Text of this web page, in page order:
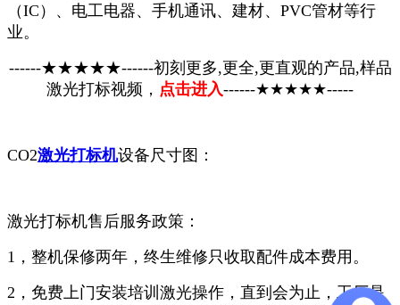
（IC）、电工电器、手机通讯、建材、PVC管材等行
业。
------★★★★★------初刻更多,更全,更直观的产品,样品
激光打标视频， 点击进入------★★★★★-----
CO2激光打标机设备尺寸图：
激光打标机售后服务政策：
1，整机保修两年，终生维修只收取配件成本费用。
2，免费上门安装培训激光操作，直到会为止，工厂是